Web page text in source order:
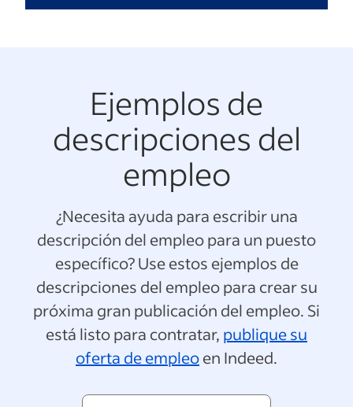
Ejemplos de
descripciones del
empleo
¿Necesita ayuda para escribir una
descripción del empleo para un puesto
específico? Use estos ejemplos de
descripciones del empleo para crear su
próxima gran publicación del empleo. Si
está listo para contratar, publique su
oferta de empleoen Indeed.